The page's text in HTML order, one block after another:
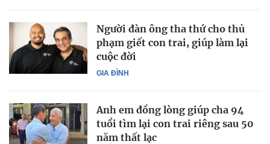
GIA ĐÌNH
Người đàn ông tha thứ cho thủ
phạm giết con trai, giúp làm lại
cuộc đời
Anh em đồng lòng giúp cha 94
tuổi tìm lại con trai riêng sau 50
năm thất lạc